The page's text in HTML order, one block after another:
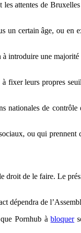
attentes de
un certain âge, ou en
introduire une majorité
fixer leurs propres
nationales de contrôle
ou qui prennent
droit de le faire. Le
dépendra de
que Pornhub àbloquer